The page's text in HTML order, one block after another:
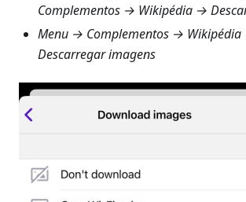
Complementos → Wikipédia →
Menu → Complementos → Wikipédia
Descarregar imagens